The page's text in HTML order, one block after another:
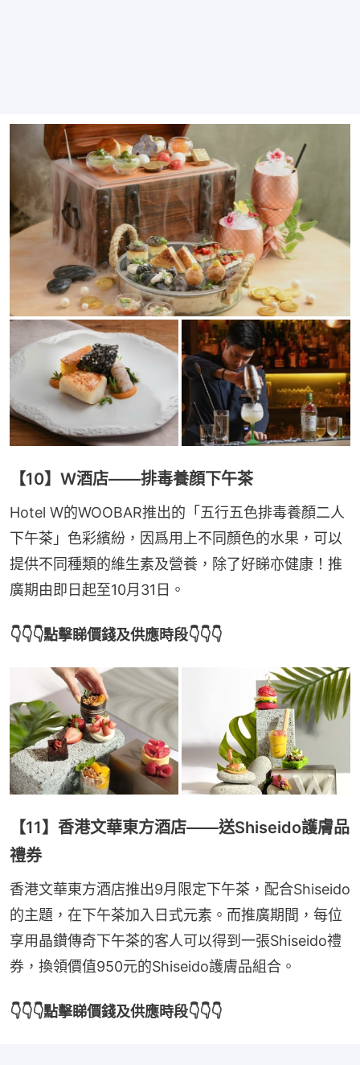
【10】W酒店——排毒養顔下午茶
Hotel W的WOOBAR推出的「五行五色排毒養顏二人
下午茶」色彩繽紛，因爲用上不同顏色的水果，可以
提供不同種類的維生素及營養，除了好睇亦健康！推
廣期由即日起至10月31日。
👇👇👇點擊睇價錢及供應時段👇👇👇
【11】香港文華東方酒店——送Shiseido護膚品
禮券
香港文華東方酒店推出9月限定下午茶，配合Shiseido
的主題，在下午茶加入日式元素。而推廣期間，每位
享用晶鑽傳奇下午茶的客人可以得到一張Shiseido禮
券，換領價值950元的Shiseido護膚品組合。
👇👇👇點擊睇價錢及供應時段👇👇👇